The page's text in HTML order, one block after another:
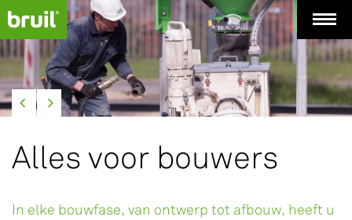
Alles voor bouwers
In elke bouwfase, van ontwerp tot afbouw, heeft u